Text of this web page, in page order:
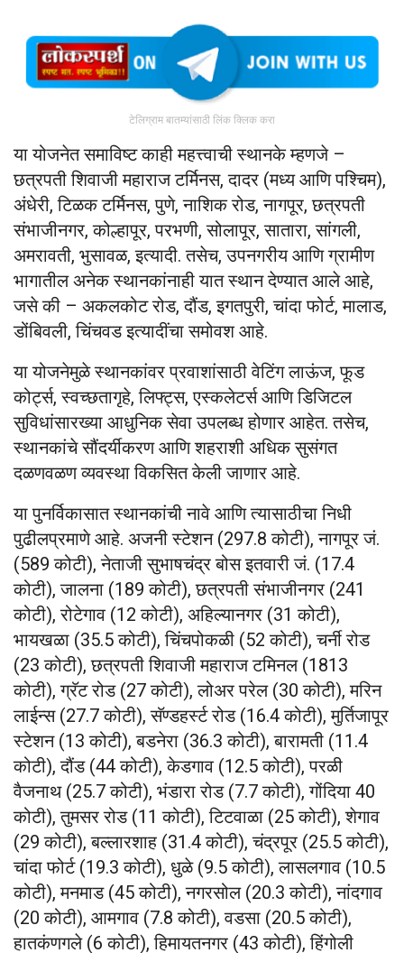
टेलिग्राम बातम्यांसाठी लिंक क्लिक करा
या योजनेत समाविष्ट काही महत्त्वाची स्थानके म्हणजे –
छत्रपती शिवाजी महाराज टर्मिनस, दादर (मध्य आणि पश्चिम),
अंधेरी, टिळक टर्मिनस, पुणे, नाशिक रोड, नागपूर, छत्रपती
संभाजीनगर, कोल्हापूर, परभणी, सोलापूर, सातारा, सांगली,
अमरावती, भुसावळ, इत्यादी. तसेच, उपनगरीय आणि ग्रामीण
भागातील अनेक स्थानकांनाही यात स्थान देण्यात आले आहे,
जसे की – अकलकोट रोड, दौंड, इगतपुरी, चांदा फोर्ट, मालाड,
डोंबिवली, चिंचवड इत्यादींचा समोवश आहे.
या योजनेमुळे स्थानकांवर प्रवाशांसाठी वेटिंग लाऊंज, फूड
कोर्ट्स, स्वच्छतागृहे, लिफ्ट्स, एस्कलेटर्स आणि डिजिटल
सुविधांसारख्या आधुनिक सेवा उपलब्ध होणार आहेत. तसेच,
स्थानकांचे सौंदर्यीकरण आणि शहराशी अधिक सुसंगत
दळणवळण व्यवस्था विकसित केली जाणार आहे.
या पुनर्विकासात स्थानकांची नावे आणि त्यासाठीचा निधी
पुढीलप्रमाणे आहे. अजनी स्टेशन (297.8 कोटी), नागपूर जं.
(589 कोटी), नेताजी सुभाषचंद्र बोस इतवारी जं. (17.4
कोटी), जालना (189 कोटी), छत्रपती संभाजीनगर (241
कोटी), रोटेगाव (12 कोटी), अहिल्यानगर (31 कोटी),
भायखळा (35.5 कोटी), चिंचपोकळी (52 कोटी), चर्नी रोड
(23 कोटी), छत्रपती शिवाजी महाराज टमिनल (1813
कोटी), ग्रॅट रोड (27 कोटी), लोअर परेल (30 कोटी), मरिन
लाईन्स (27.7 कोटी), सॅण्डहर्स्ट रोड (16.4 कोटी), मुर्तिजापूर
स्टेशन (13 कोटी), बडनेरा (36.3 कोटी), बारामती (11.4
कोटी), दौंड (44 कोटी), केडगाव (12.5 कोटी), परळी
वैजनाथ (25.7 कोटी), भंडारा रोड (7.7 कोटी), गोंदिया 40
कोटी), तुमसर रोड (11 कोटी), टिटवाळा (25 कोटी), शेगाव
(29 कोटी), बल्लारशाह (31.4 कोटी), चंद्रपूर (25.5 कोटी),
चांदा फोर्ट (19.3 कोटी), धुळे (9.5 कोटी), लासलगाव (10.5
कोटी), मनमाड (45 कोटी), नगरसोल (20.3 कोटी), नांदगाव
(20 कोटी), आमगाव (7.8 कोटी), वडसा (20.5 कोटी),
हातकंणगले (6 कोटी), हिमायतनगर (43 कोटी), हिंगोली